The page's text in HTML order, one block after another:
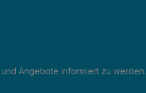
Angebote informiert zu werden.